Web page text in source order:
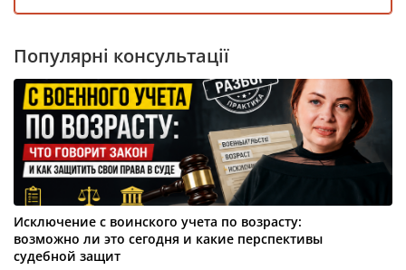
Популярні консультації
Исключение с воинского учета по возрасту:
возможно ли это сегодня и какие перспективы
судебной защит